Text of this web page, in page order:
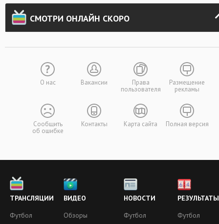
СМОТРИ ОНЛАЙН СКОРО
О нас Вакансии
Права
пользователя
Размещение
рекламы
Сообщить
об ошибке
Контакты Карта сайта Полная версия
ТРАНСЛЯЦИИ
Футбол
ВИДЕО
Обзоры
НОВОСТИ
Футбол
РЕЗУЛЬТАТЫ
Футбол